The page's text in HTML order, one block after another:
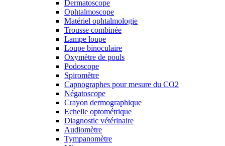
Dermatoscope
Ophtalmoscope
Matériel ophtalmologie
Trousse combinée
Lampe loupe
Loupe binoculaire
Oxymètre de pouls
Podoscope
Spiromètre
Capnographes pour mesure du CO2
Négatoscope
Crayon dermographique
Echelle optométrique
Diagnostic vétérinaire
Audiomètre
Tympanomètre